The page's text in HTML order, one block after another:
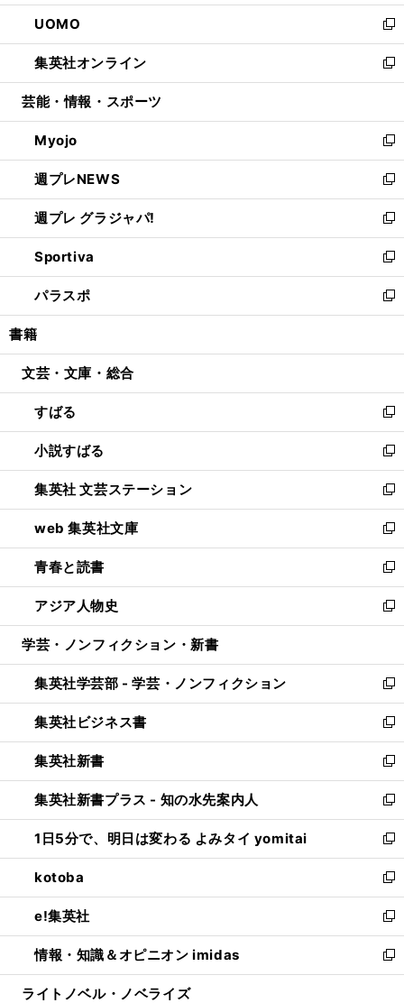
開
く
ウ
で
開
く
ン
ド
ウ
で
開
ウ
ィ
ン
ド
ウ
開
く
し
い
ウ
ィ
ン
ウ
で
開
く
UOMO
新
し
い
ウ
ン
ド
ウ
で
開
く
集英社オンライン
新
し
ウ
ィ
ン
ド
ウ
で
開
く
芸能・情報・スポーツ
Myojo
新
し
い
ウ
ィ
ン
ド
ウ
で
開
週プレNEWS
新
し
い
ウ
ィ
ン
ド
ウ
開
週プレ グラジャパ!
新
し
い
ウ
ィ
ン
ウ
開
く
Sportiva
新
し
い
ウ
ン
ウ
で
開
く
パラスポ
新
し
ウ
ン
ド
ウ
で
開
く
書籍
文芸・文庫・総合
すばる
新
し
い
ウ
ィ
ン
ド
ウ
で
開
く
小説すばる
新
し
い
ウ
ィ
ン
ド
ウ
で
開
集英社 文芸ステーション
新
し
い
ウ
ィ
ン
ド
ウ
開
く
web 集英社文庫
新
し
い
ウ
ィ
ン
ウ
で
開
く
青春と読書
新
し
い
ウ
ン
ド
ウ
で
開
く
アジア人物史
新
し
ウ
ィ
ン
ド
ウ
で
開
く
学芸・ノンフィクション・新書
集英社学芸部 - 学芸・ノンフィクション
新
し
い
ウ
ィ
ン
ド
ウ
で
開
く
集英社ビジネス書
新
し
い
ウ
ィ
ン
ド
ウ
で
開
く
集英社新書
新
し
い
ウ
ィ
ン
ド
ウ
で
開
く
集英社新書プラス - 知の水先案内人
新
し
い
ウ
ィ
ン
ド
ウ
で
開
1日5分で、明日は変わる よみタイ yomitai
新
し
い
ウ
ィ
ン
ド
ウ
kotoba
新
し
い
ウ
ィ
ン
e!集英社
新
し
い
ウ
情報・知識＆オピニオン imidas
新
し
ライトノベル・ノベライズ